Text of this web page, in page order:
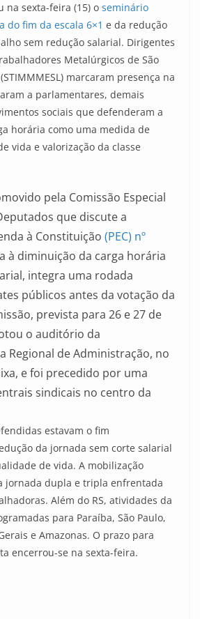
na sexta-feira (15) o seminário
do fim da escala 6×1 e da redução
sem redução salarial. Dirigentes
Metalúrgicos de São
marcaram presença na
a parlamentares, demais
sociais que defenderam a
horária como uma medida de
vida e valorização da classe
pela Comissão Especial
que discute a
à Constituição (PEC) nº
à diminuição da carga horária
integra uma rodada
públicos antes da votação da
prevista para 26 e 27 de
o auditório da
Regional de Administração, no
e foi precedido por uma
sindicais no centro da
estavam o fim
da jornada sem corte salarial
de vida. A mobilização
jornada dupla e tripla enfrentada
Além do RS, atividades da
para Paraíba, São Paulo,
e Amazonas. O prazo para
encerrou-se na sexta-feira.